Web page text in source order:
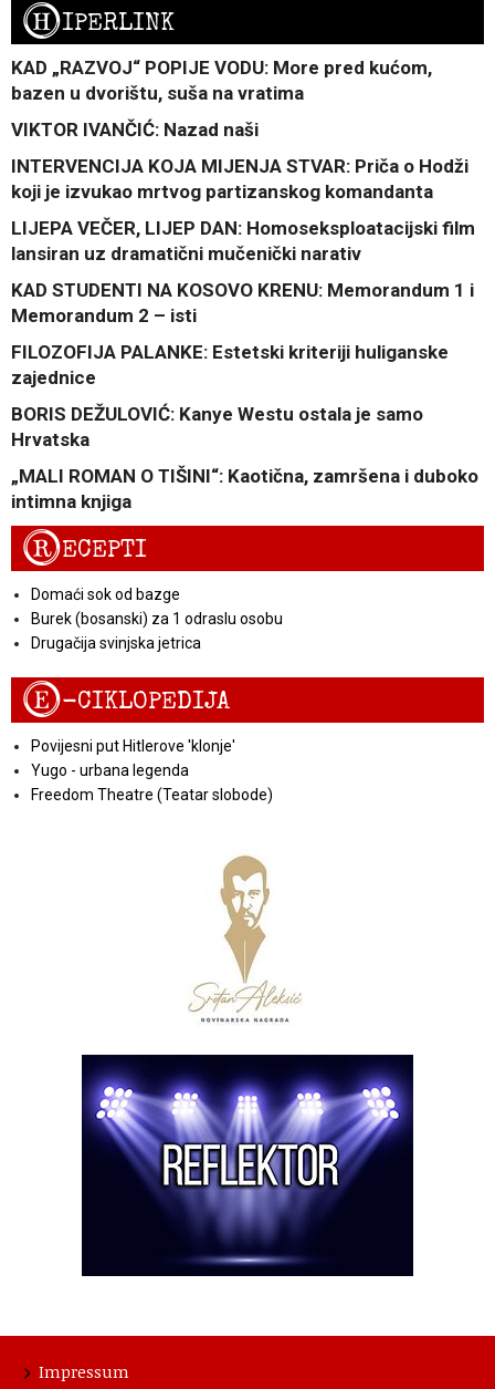
HIPERLINK
KAD „RAZVOJ“ POPIJE VODU: More pred kućom,
bazen u dvorištu, suša na vratima
VIKTOR IVANČIĆ: Nazad naši
INTERVENCIJA KOJA MIJENJA STVAR: Priča o Hodži
koji je izvukao mrtvog partizanskog komandanta
LIJEPA VEČER, LIJEP DAN: Homoseksploatacijski film
lansiran uz dramatični mučenički narativ
KAD STUDENTI NA KOSOVO KRENU: Memorandum 1 i
Memorandum 2 – isti
FILOZOFIJA PALANKE: Estetski kriteriji huliganske
zajednice
BORIS DEŽULOVIĆ: Kanye Westu ostala je samo
Hrvatska
„MALI ROMAN O TIŠINI“: Kaotična, zamršena i duboko
intimna knjiga
RECEPTI
Domaći sok od bazge
Burek (bosanski) za 1 odraslu osobu
Drugačija svinjska jetrica
E-CIKLOPEDIJA
Povijesni put Hitlerove 'klonje'
Yugo - urbana legenda
Freedom Theatre (Teatar slobode)
Impressum